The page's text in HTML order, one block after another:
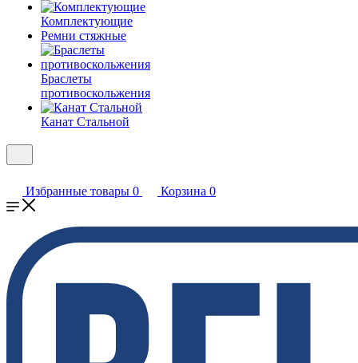
Комплектующие
Ремни стяжные
Браслеты
противоскольжения
Канат Стальной
Избранные товары 0 Корзина 0